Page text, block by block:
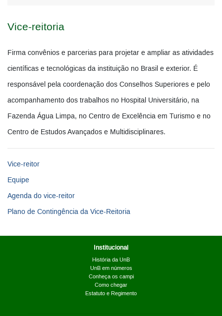
Vice-reitoria
Firma convênios e parcerias para projetar e ampliar as atividades
científicas e tecnológicas da instituição no Brasil e exterior. É
responsável pela coordenação dos Conselhos Superiores e pelo
acompanhamento dos trabalhos no Hospital Universitário, na
Fazenda Água Limpa, no Centro de Excelência em Turismo e no
Centro de Estudos Avançados e Multidisciplinares.
Vice-reitor
Equipe
Agenda do vice-reitor
Plano de Contingência da Vice-Reitoria
Institucional
História da UnB
UnB em números
Conheça os campi
Como chegar
Estatuto e Regimento